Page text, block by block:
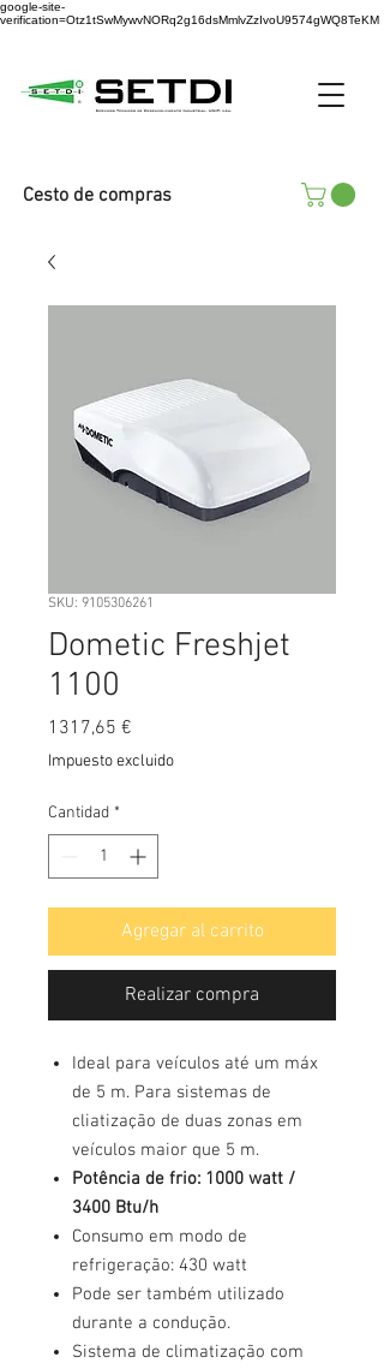
google-site-
verification=Otz1tSwMywvNORq2g16dsMmlvZzIvoU9574gWQ8TeKM
Cesto de compras
SKU: 9105306261
Dometic Freshjet
1100
1317,65 €
Impuesto excluido
Cantidad *
Agregar al carrito
Realizar compra
Ideal para veículos até um máx
de 5 m. Para sistemas de
cliatização de duas zonas em
veículos maior que 5 m.
Potência de frio: 1000 watt /
3400 Btu/h
Consumo em modo de
refrigeração: 430 watt
Pode ser também utilizado
durante a condução.
Sistema de climatização com